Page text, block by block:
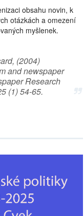
obsahu novin, k
otázkách a omezení
myšlenek.
(2004)
and newspaper
Research
(1) 54-65.